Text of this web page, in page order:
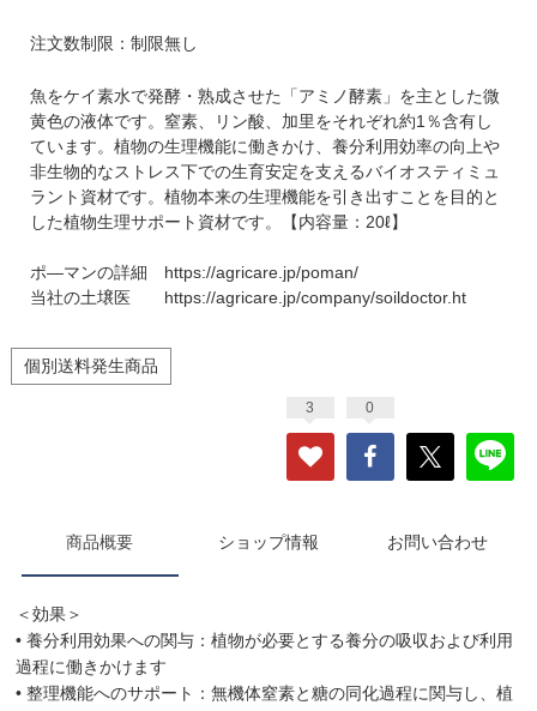
注文数制限：制限無し
魚をケイ素水で発酵・熟成させた「アミノ酵素」を主とした微
黄色の液体です。窒素、リン酸、加里をそれぞれ約1％含有し
ています。植物の生理機能に働きかけ、養分利用効率の向上や
非生物的なストレス下での生育安定を支えるバイオスティミュ
ラント資材です。植物本来の生理機能を引き出すことを目的と
した植物生理サポート資材です。【内容量：20ℓ】
ポ―マンの詳細 https://agricare.jp/poman/
当社の土壌医 https://agricare.jp/company/soildoctor.ht
個別送料発生商品
3 0
商品概要 ショップ情報 お問い合わせ
＜効果＞
• 養分利用効果への関与：植物が必要とする養分の吸収および利用
過程に働きかけます
• 整理機能へのサポート：無機体窒素と糖の同化過程に関与し、植